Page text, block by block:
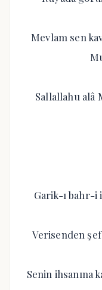
Mevlam sen
Sallallahu alâ
Garik-ı bahr-i
Verisenden
Senin ihsanına